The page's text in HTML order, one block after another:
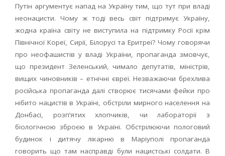
Путін аргументує напад на Україну тим, що тут при владі
неонацисти. Чому ж тоді весь світ підтримує Україну,
жодна країна світу не виступила на підтримку Росії крім
Північної Кореї, Сирії, Білорусі та Еритреї? Чому говорячи
про неофашистів у владі України, пропаганда змовчує,
що президент Зеленський, чимало депутатів, міністрів,
вищих чиновників – етнічні євреї. Незважаючи брехлива
російська пропаганда далі створює тисячами фейки про
нібито нацистів в Україні, обстріли мирного населення на
Донбасі, розп’ятих хлопчиків, чи лабораторії з
біологічною зброєю в Україні. Обстрілюючи пологовий
будинок і дитячу лікарню в Маріуполі пропаганда
говорить що там насправді були нацистські солдати. В